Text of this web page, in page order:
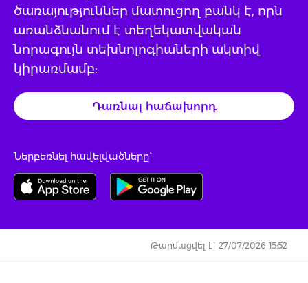
ծառայություններ մատուցող բանկ է, որն
առանձնանում է տեղեկատվական
նորագույն տեխնոլոգիաների ակտիվ
կիրառմամբ:
Դառնալ հաճախորդ
Ներբեռնել հավելվածները`
Թարմացվել է` 27/07/2026 15:52